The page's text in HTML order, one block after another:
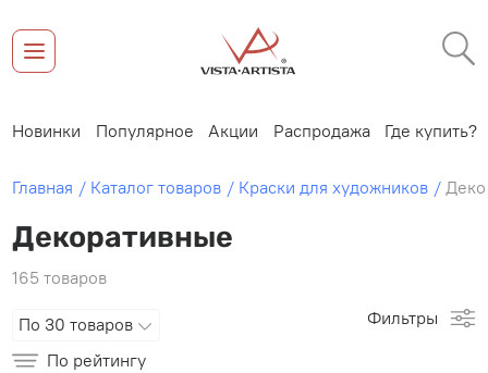
Новинки Популярное Акции Распродажа Где купить?
Главная Каталог товаров Краски для художников
Декоративные
165 товаров
По рейтингу
По 30 товаров Фильтры